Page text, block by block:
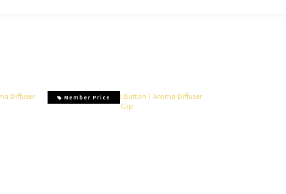
Member Price